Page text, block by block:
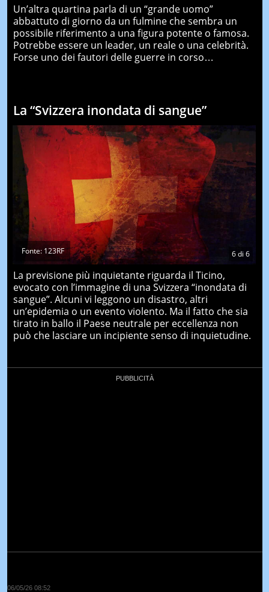
Un’altra quartina parla di un “grande uomo”
abbattuto di giorno da un fulmine che sembra un
possibile riferimento a una figura potente o famosa.
Potrebbe essere un leader, un reale o una celebrità.
Forse uno dei fautori delle guerre in corso…
La “Svizzera inondata di sangue”
6di 6
Fonte: 123RF
La previsione più inquietante riguarda il Ticino,
evocato con l’immagine di una Svizzera “inondata di
sangue”. Alcuni vi leggono un disastro, altri
un’epidemia o un evento violento. Ma il fatto che sia
tirato in ballo il Paese neutrale per eccellenza non
può che lasciare un incipiente senso di inquietudine.
06/05/26 08:52